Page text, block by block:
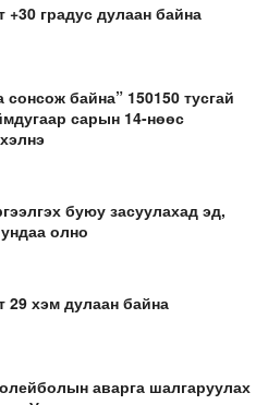
+30 градус дулаан байна
сонсож байна” 150150 тусгай
сарын 14-нөөс
буюу засуулахад эд,
олно
29 хэм дулаан байна
аварга шалгаруулах